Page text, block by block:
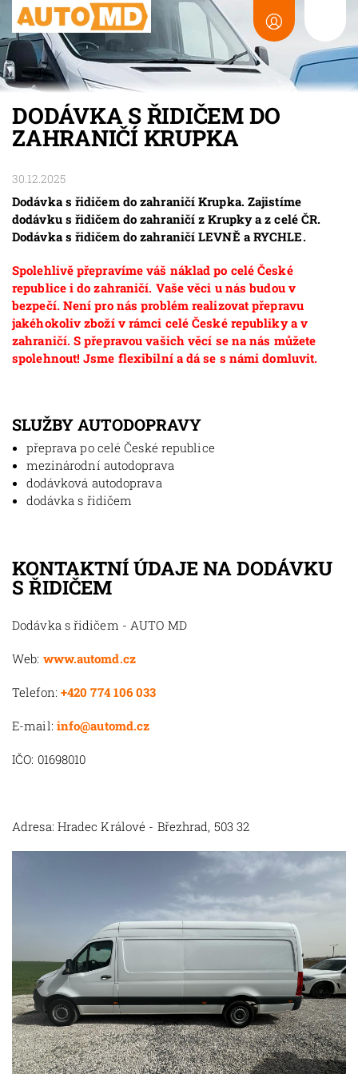
DODÁVKA S ŘIDIČEM DO
ZAHRANIČÍ KRUPKA
30.12.2025
Dodávka s řidičem do zahraničí Krupka. Zajistíme
dodávku s řidičem do zahraničí z Krupky a z celé ČR.
Dodávka s řidičem do zahraničí LEVNĚ a RYCHLE.
Spolehlivě přepravíme váš náklad po celé České
republice i do zahraničí. Vaše věci u nás budou v
bezpečí. Není pro nás problém realizovat přepravu
jakéhokoliv zboží v rámci celé České republiky a v
zahraničí. S přepravou vašich věcí se na nás můžete
spolehnout! Jsme flexibilní a dá se s námi domluvit.
SLUŽBY AUTODOPRAVY
přeprava po celé České republice
mezinárodní autodoprava
dodávková autodoprava
dodávka s řidičem
KONTAKTNÍ ÚDAJE NA DODÁVKU
S ŘIDIČEM
Dodávka s řidičem - AUTO MD
Web: www.automd.cz
Telefon: +420 774 106 033
E-mail: info@automd.cz
IČO: 01698010
Adresa: Hradec Králové - Březhrad, 503 32